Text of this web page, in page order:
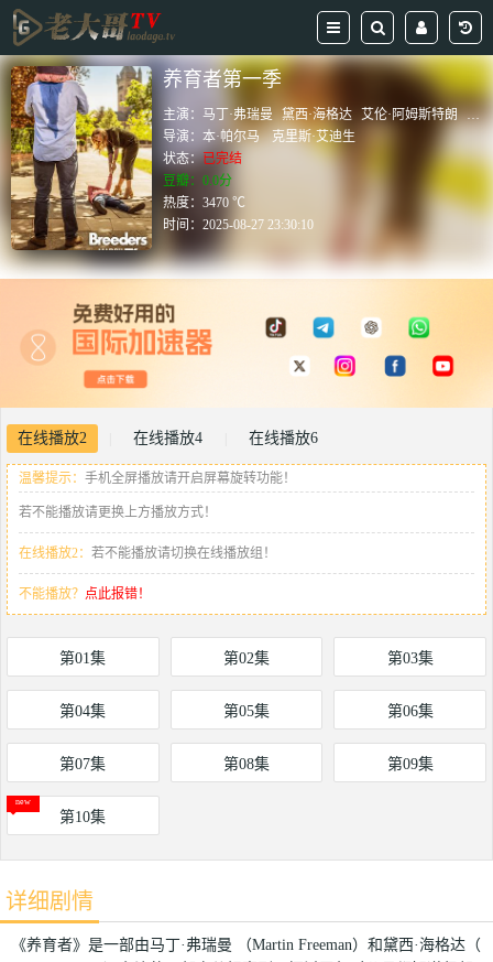
养育者第一季
主演：马丁·弗瑞曼 黛西·海格达 艾伦·阿姆斯特朗 乔
导演：本·帕尔马
克里斯·艾迪生
状态：已完结
豆瓣：0.0分
热度：3470 ℃
时间：2025-08-27 23:30:10
在线播放2 在线播放4 在线播放6
温馨提示： 手机全屏播放请开启屏幕旋转功能！
若不能播放请更换上方播放方式！
在线播放2： 若不能播放请切换在线播放组！
不能播放？ 点此报错！
第01集 第02集 第03集
第04集 第05集 第06集
第07集 第08集 第09集
第10集
详细剧情
《养育者》是一部由马丁·弗瑞曼 （Martin Freeman）和黛西·海格达（